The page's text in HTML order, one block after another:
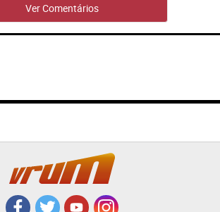
Ver Comentários